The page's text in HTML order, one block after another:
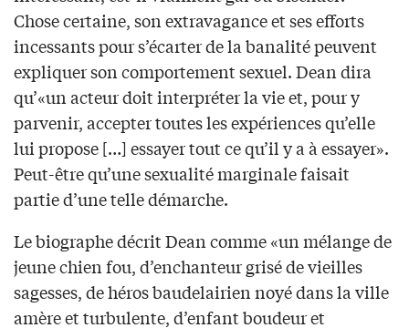
Chose certaine, son extravagance et ses efforts
incessants pour s’écarter de la banalité peuvent
expliquer son comportement sexuel. Dean dira
qu’«un acteur doit interpréter la vie et, pour y
parvenir, accepter toutes les expériences qu’elle
lui propose […] essayer tout ce qu’il y a à essayer».
Peut-être qu’une sexualité marginale faisait
partie d’une telle démarche.
Le biographe décrit Dean comme «un mélange de
jeune chien fou, d’enchanteur grisé de vieilles
sagesses, de héros baudelairien noyé dans la ville
amère et turbulente, d’enfant boudeur et